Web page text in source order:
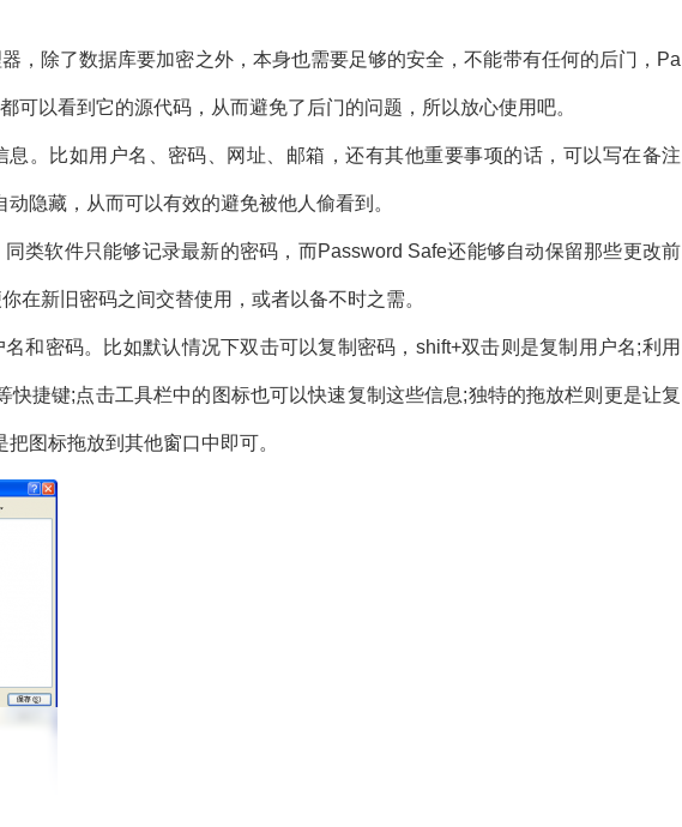
，除了数据库要加密之外，本身也需要足够的安全，不能带有任何的后门，Pa
可以看到它的源代码，从而避免了后门的问题，所以放心使用吧。
。比如用户名、密码、网址、邮箱，还有其他重要事项的话，可以写在备注
隐藏，从而可以有效的避免被他人偷看到。
类软件只能够记录最新的密码，而Password Safe还能够自动保留那些更改前
在新旧密码之间交替使用，或者以备不时之需。
和密码。比如默认情况下双击可以复制密码，shift+双击则是复制用户名;利用
快捷键;点击工具栏中的图标也可以快速复制这些信息;独特的拖放栏则更是让复
图标拖放到其他窗口中即可。